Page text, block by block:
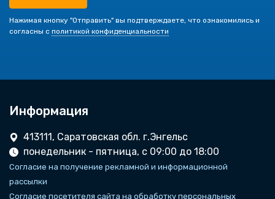
Нажимая кнопку "Отправить" вы подтверждаете, что ознакомились и
согласны с политикой конфиденциальности
Информация
413111, Саратовская обл. г.Энгельс
понедельник - пятница, с 09:00 до 18:00
Согласие на получение рекламной и информационной
рассылки
Согласие посетителя сайта на обработку персональных